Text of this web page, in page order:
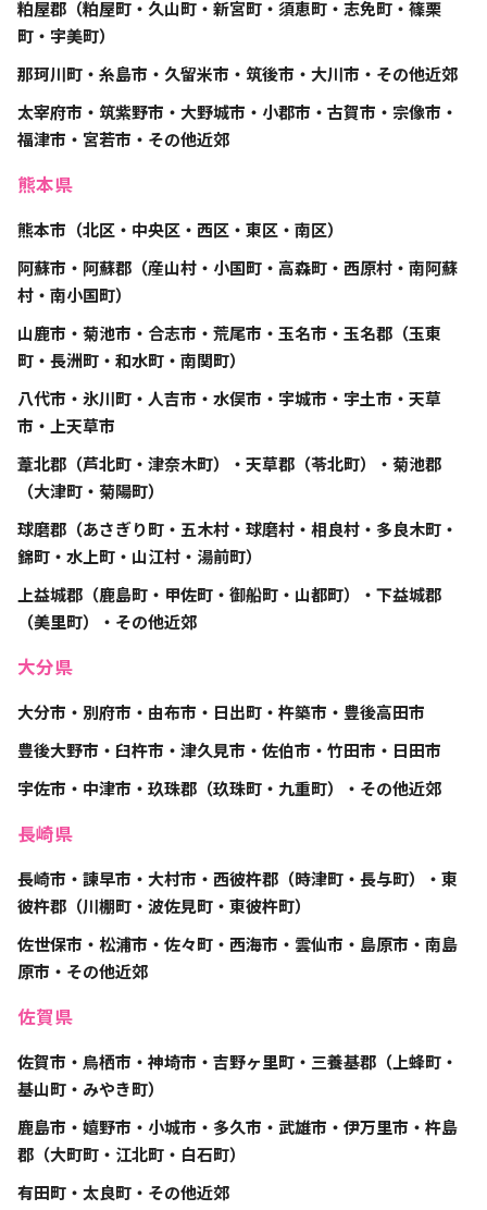
粕屋郡（粕屋町・久山町・新宮町・須恵町・志免町・篠栗
町・宇美町）
那珂川町・糸島市・久留米市・筑後市・大川市・その他近郊
太宰府市・筑紫野市・大野城市・小郡市・古賀市・宗像市・
福津市・宮若市・その他近郊
熊本県
熊本市（北区・中央区・西区・東区・南区）
阿蘇市・阿蘇郡（産山村・小国町・高森町・西原村・南阿蘇
村・南小国町）
山鹿市・菊池市・合志市・荒尾市・玉名市・玉名郡（玉東
町・長洲町・和水町・南関町）
八代市・氷川町・人吉市・水俣市・宇城市・宇土市・天草
市・上天草市
葦北郡（芦北町・津奈木町）・天草郡（苓北町）・菊池郡
（大津町・菊陽町）
球磨郡（あさぎり町・五木村・球磨村・相良村・多良木町・
錦町・水上町・山江村・湯前町）
上益城郡（鹿島町・甲佐町・御船町・山都町）・下益城郡
（美里町）・その他近郊
大分県
大分市・別府市・由布市・日出町・杵築市・豊後高田市
豊後大野市・臼杵市・津久見市・佐伯市・竹田市・日田市
宇佐市・中津市・玖珠郡（玖珠町・九重町）・その他近郊
長崎県
長崎市・諫早市・大村市・西彼杵郡（時津町・長与町）・東
彼杵郡（川棚町・波佐見町・東彼杵町）
佐世保市・松浦市・佐々町・西海市・雲仙市・島原市・南島
原市・その他近郊
佐賀県
佐賀市・鳥栖市・神埼市・吉野ヶ里町・三養基郡（上蜂町・
基山町・みやき町）
鹿島市・嬉野市・小城市・多久市・武雄市・伊万里市・杵島
郡（大町町・江北町・白石町）
有田町・太良町・その他近郊